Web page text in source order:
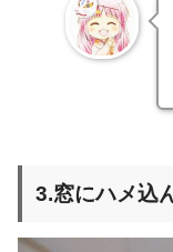
3.窓にハメ込